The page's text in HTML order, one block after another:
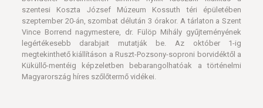
szentesi Koszta József Múzeum Kossuth téri épületében
szeptember 20-án, szombat délután 3 órakor. A tárlaton a Szent
Vince Borrend nagymestere, dr. Fülöp Mihály gyűjteményének
legértékesebb darabjait mutatják be. Az október 1-ig
megtekinthető kiállításon a Ruszt-Pozsony-soproni borvidéktől a
Küküllő-mentéig képzeletben bebarangolhatóak a történelmi
Magyarország híres szőlőtermő vidékei.